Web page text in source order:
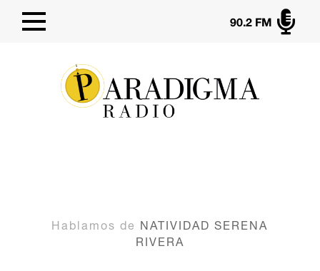

90.2 FM
Hablamos de NATIVIDAD SERENA
RIVERA